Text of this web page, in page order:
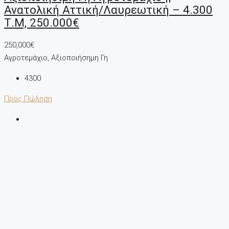
Ανατολική Αττική/Λαυρεωτική – 4.300
Τ.μ, 250.000€
250,000€
Αγροτεμάχιο, Αξιοποιήσημη Γη
4300
Προς Πώληση